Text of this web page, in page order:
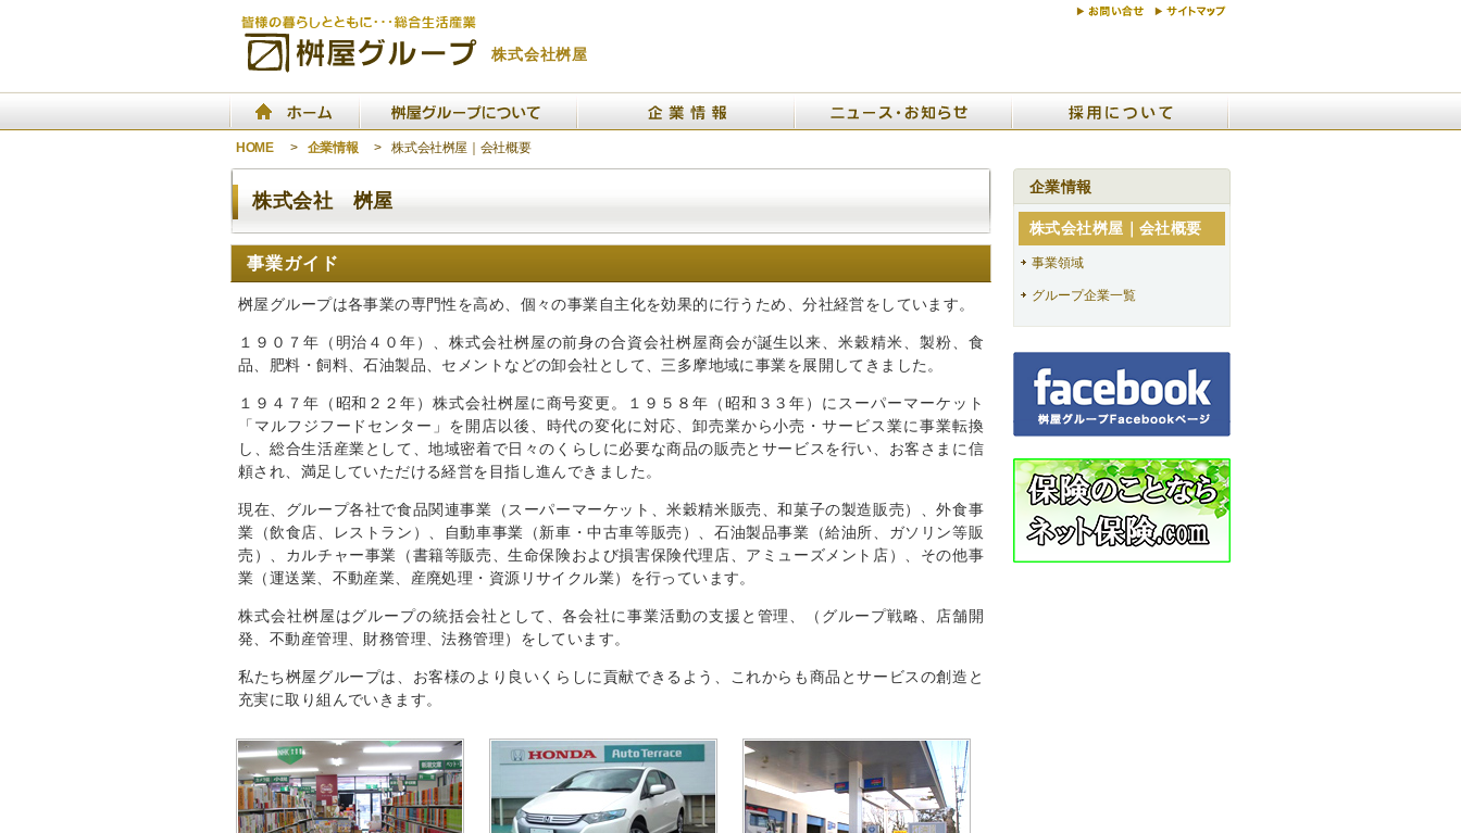
株式会社桝屋
HOME > 企業情報 > 株式会社桝屋｜会社概要
株式会社 桝屋
事業ガイド
桝屋グループは各事業の専門性を高め、個々の事業自主化を効果的に行うため、分社経営をしています。
１９０７年（明治４０年）、株式会社桝屋の前身の合資会社桝屋商会が誕生以来、米穀精米、製粉、食
品、肥料・飼料、石油製品、セメントなどの卸会社として、三多摩地域に事業を展開してきました。
１９４７年（昭和２２年）株式会社桝屋に商号変更。１９５８年（昭和３３年）にスーパーマーケット
「マルフジフードセンター」を開店以後、時代の変化に対応、卸売業から小売・サービス業に事業転換
し、総合生活産業として、地域密着で日々のくらしに必要な商品の販売とサービスを行い、お客さまに信
頼され、満足していただける経営を目指し進んできました。
現在、グループ各社で食品関連事業（スーパーマーケット、米穀精米販売、和菓子の製造販売）、外食事
業（飲食店、レストラン）、自動車事業（新車・中古車等販売）、石油製品事業（給油所、ガソリン等販
売）、カルチャー事業（書籍等販売、生命保険および損害保険代理店、アミューズメント店）、その他事
業（運送業、不動産業、産廃処理・資源リサイクル業）を行っています。
株式会社桝屋はグループの統括会社として、各会社に事業活動の支援と管理、（グループ戦略、店舗開
発、不動産管理、財務管理、法務管理）をしています。
私たち桝屋グループは、お客様のより良いくらしに貢献できるよう、これからも商品とサービスの創造と
充実に取り組んでいきます。
企業情報
株式会社桝屋｜会社概要
事業領域
グループ企業一覧